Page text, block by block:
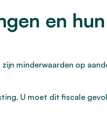
en
minderwaarden op
U moet dit fiscale